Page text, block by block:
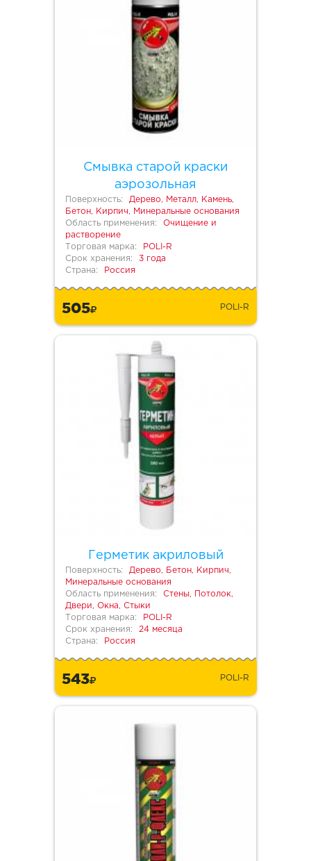
Смывка старой краски
аэрозольная
Поверхность:
Дерево, Металл, Камень,
Бетон, Кирпич, Минеральные основания
Область применения:
Очищение и
растворение
Торговая марка:
POLI-R
Срок хранения:
3 года
Страна:
Россия
505 POLI-R
Герметик акриловый
Поверхность:
Дерево, Бетон, Кирпич,
Минеральные основания
Область применения:
Стены, Потолок,
Двери, Окна, Стыки
Торговая марка:
POLI-R
Срок хранения:
24 месяца
Страна:
Россия
543 POLI-R